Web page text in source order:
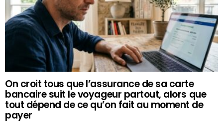
On croit tous que l’assurance de sa carte
bancaire suit le voyageur partout, alors que
tout dépend de ce qu’on fait au moment de
payer